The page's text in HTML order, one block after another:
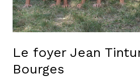
Le foyer Jean
Bourges